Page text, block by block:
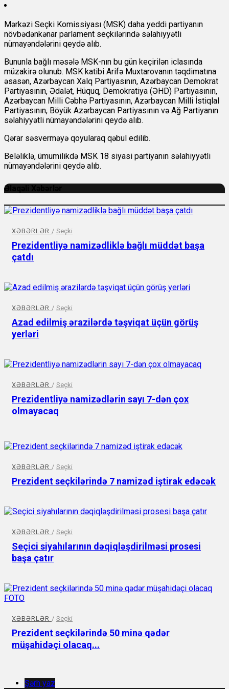
Mərkəzi Seçki Komissiyası (MSK) daha yeddi partiyanın
növbədənkənar parlament seçkilərində səlahiyyətli
nümayəndələrini qeydə alıb.
Bununla bağlı məsələ MSK-nın bu gün keçirilən iclasında
müzakirə olunub. MSK katibi Arifə Muxtarovanın təqdimatına
əsasən, Azərbaycan Xalq Partiyasının, Azərbaycan Demokrat
Partiyasının, Ədalət, Hüquq, Demokratiya (ƏHD) Partiyasının,
Azərbaycan Milli Cəbhə Partiyasının, Azərbaycan Milli İstiqlal
Partiyasının, Böyük Azərbaycan Partiyasının və Ağ Partiyanın
səlahiyyətli nümayəndələrini qeydə alıb.
Qərar səsverməyə qoyularaq qəbul edilib.
Beləliklə, ümumilikdə MSK 18 siyasi partiyanın səlahiyyətli
nümayəndələrini qeydə alıb.
Əlaqəli Xəbərlər
XƏBƏRLƏR / Seçki
Prezidentliyə namizədliklə bağlı müddət başa
çatdı
XƏBƏRLƏR / Seçki
Azad edilmiş ərazilərdə təşviqat üçün görüş
yerləri
XƏBƏRLƏR / Seçki
Prezidentliyə namizədlərin sayı 7-dən çox
olmayacaq
XƏBƏRLƏR / Seçki
Prezident seçkilərində 7 namizəd iştirak edəcək
XƏBƏRLƏR / Seçki
Seçici siyahılarının dəqiqləşdirilməsi prosesi
başa çatır
XƏBƏRLƏR / Seçki
Prezident seçkilərində 50 minə qədər
müşahidəçi olacaq...
Şərh yaz